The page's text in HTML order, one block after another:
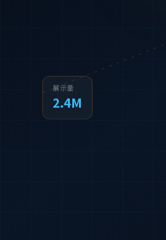
展示量
2.4M